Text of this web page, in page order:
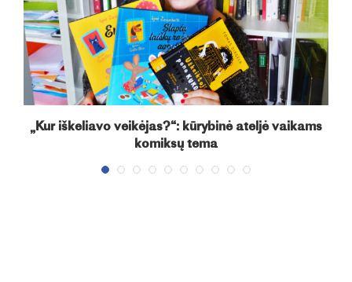
„Kur iškeliavo veikėjas?“: kūrybinė ateljė vaikams
komiksų tema